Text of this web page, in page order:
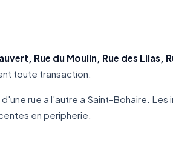
Rue du Moulin, Rue des Lilas,
toute transaction.
rue a l'autre a Saint-Bohaire.
en peripherie.